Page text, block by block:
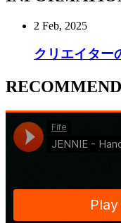
2 Feb, 2025
クリエイター